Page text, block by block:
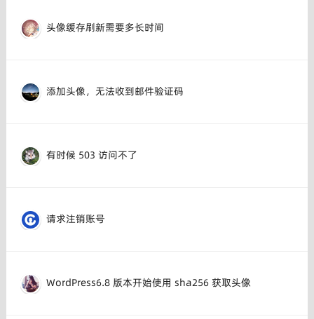
头像缓存刷新需要多长时间
添加头像，无法收到邮件验证码
有时候 503 访问不了
请求注销账号
WordPress6.8 版本开始使用 sha256 获取头像